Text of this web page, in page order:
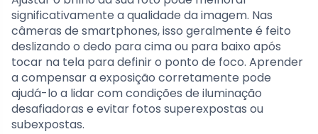
significativamente a qualidade da imagem. Nas
câmeras de smartphones, isso geralmente é feito
deslizando o dedo para cima ou para baixo após
tocar na tela para definir o ponto de foco. Aprender
a compensar a exposição corretamente pode
ajudá-lo a lidar com condições de iluminação
desafiadoras e evitar fotos superexpostas ou
subexpostas.